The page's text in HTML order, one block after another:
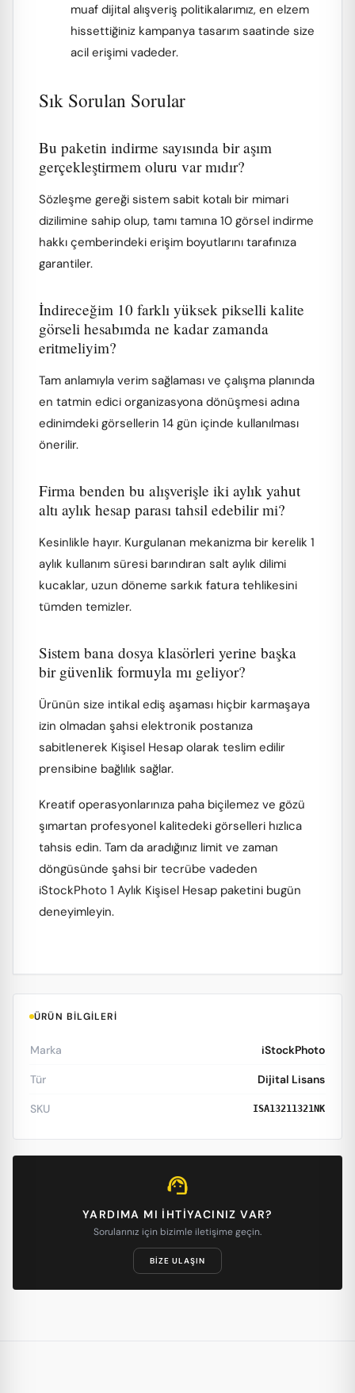
muaf dijital alışveriş politikalarımız, en elzem
hissettiğiniz kampanya tasarım saatinde size
acil erişimi vadeder.
Sık Sorulan Sorular
Bu paketin indirme sayısında bir aşım
gerçekleştirmem oluru var mıdır?
Sözleşme gereği sistem sabit kotalı bir mimari
dizilimine sahip olup, tamı tamına 10 görsel indirme
hakkı çemberindeki erişim boyutlarını tarafınıza
garantiler.
İndireceğim 10 farklı yüksek pikselli kalite
görseli hesabımda ne kadar zamanda
eritmeliyim?
Tam anlamıyla verim sağlaması ve çalışma planında
en tatmin edici organizasyona dönüşmesi adına
edinimdeki görsellerin 14 gün içinde kullanılması
önerilir.
Firma benden bu alışverişle iki aylık yahut
altı aylık hesap parası tahsil edebilir mi?
Kesinlikle hayır. Kurgulanan mekanizma bir kerelik 1
aylık kullanım süresi barındıran salt aylık dilimi
kucaklar, uzun döneme sarkık fatura tehlikesini
tümden temizler.
Sistem bana dosya klasörleri yerine başka
bir güvenlik formuyla mı geliyor?
Ürünün size intikal ediş aşaması hiçbir karmaşaya
izin olmadan şahsi elektronik postanıza
sabitlenerek Kişisel Hesap olarak teslim edilir
prensibine bağlılık sağlar.
Kreatif operasyonlarınıza paha biçilemez ve gözü
şımartan profesyonel kalitedeki görselleri hızlıca
tahsis edin. Tam da aradığınız limit ve zaman
döngüsünde şahsi bir tecrübe vadeden
iStockPhoto 1 Aylık Kişisel Hesap paketini bugün
deneyimleyin.
ÜRÜN BILGILERI
Marka iStockPhoto
Tür Dijital Lisans
SKU ISA13211321NK
support_agent
YARDIMA MI IHTIYACINIZ VAR?
Sorularınız için bizimle iletişime geçin.
BIZE ULAŞIN